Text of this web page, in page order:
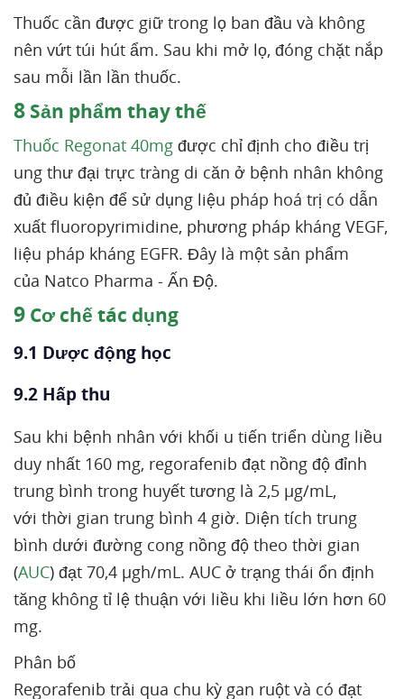
Thuốc cần được giữ trong lọ ban đầu và không
nên vứt túi hút ẩm. Sau khi mở lọ, đóng chặt nắp
sau mỗi lần lần thuốc.
8 Sản phẩm thay thế
Thuốc Regonat 40mg được chỉ định cho điều trị
ung thư đại trực tràng di căn ở bệnh nhân không
đủ điều kiện để sử dụng liệu pháp hoá trị có dẫn
xuất fluoropyrimidine, phương pháp kháng VEGF,
liệu pháp kháng EGFR. Đây là một sản phẩm
của Natco Pharma - Ấn Độ.
9 Cơ chế tác dụng
9.1 Dược động học
9.2 Hấp thu
Sau khi bệnh nhân với khối u tiến triển dùng liều
duy nhất 160 mg, regorafenib đạt nồng độ đỉnh
trung bình trong huyết tương là 2,5 µg/mL,
với thời gian trung bình 4 giờ. Diện tích trung
bình dưới đường cong nồng độ theo thời gian
(AUC) đạt 70,4 µgh/mL. AUC ở trạng thái ổn định
tăng không tỉ lệ thuận với liều khi liều lớn hơn 60
mg.
Phân bố
Regorafenib trải qua chu kỳ gan ruột và có đạt